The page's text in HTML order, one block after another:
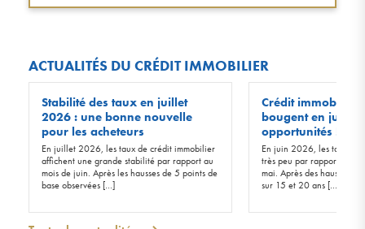
ACTUALITÉS DU CRÉDIT IMMOBILIER
Stabilité des taux en juillet
2026 : une bonne nouvelle
pour les acheteurs
En juillet 2026, les taux de crédit immobilier
affichent une grande stabilité par rapport au
mois de juin. Après les hausses de 5 points de
base observées […]
Crédit immobilier
bougent en juin
opportunités !
En juin 2026, les taux
très peu par rapport à
mai. Après des hausses
sur 15 et 20 ans […]